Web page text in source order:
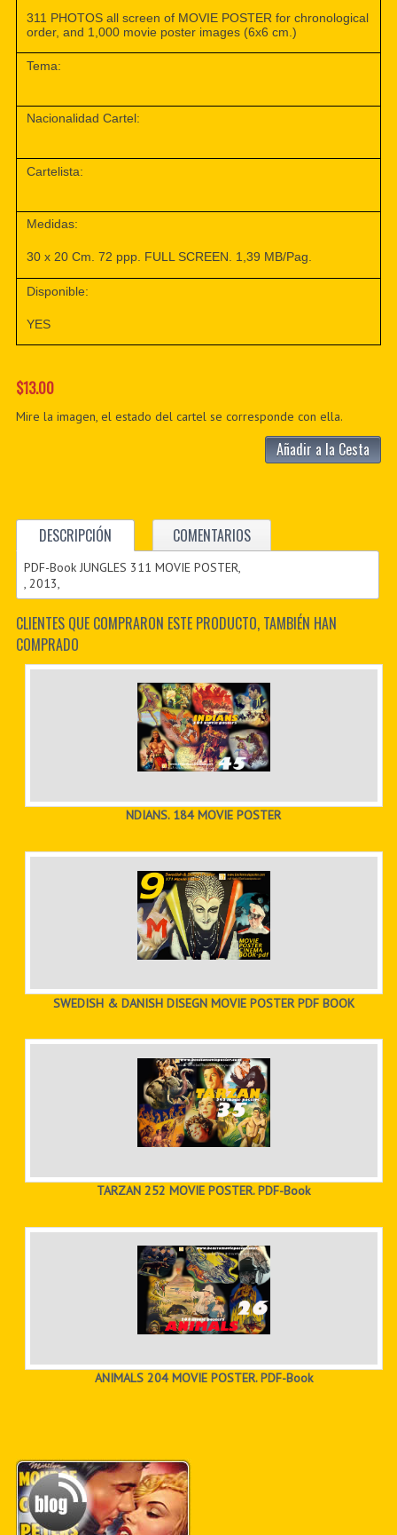
311 PHOTOS all screen of MOVIE POSTER for chronological
order, and 1,000 movie poster images (6x6 cm.)
Tema:
Nacionalidad Cartel:
Cartelista:
Medidas:
30 x 20 Cm. 72 ppp. FULL SCREEN. 1,39 MB/Pag.
Disponible:
YES
$13.00
Mire la imagen, el estado del cartel se corresponde con ella.
Añadir a la Cesta
DESCRIPCIÓN COMENTARIOS
PDF-Book JUNGLES 311 MOVIE POSTER,
, 2013,
CLIENTES QUE COMPRARON ESTE PRODUCTO, TAMBIÉN HAN
COMPRADO
NDIANS. 184 MOVIE POSTER
SWEDISH & DANISH DISEGN MOVIE POSTER PDF BOOK
TARZAN 252 MOVIE POSTER. PDF-Book
ANIMALS 204 MOVIE POSTER. PDF-Book